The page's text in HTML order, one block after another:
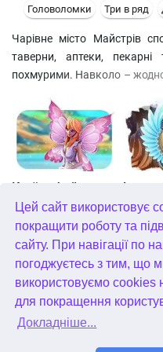
Цей сайт використовує
покращити роботу та
сайту. При навігації по
погоджуєтесь з тим, що
використовуємо cookies
для покращення
Докладніше...
Головоломки Три в ряд
Чарівне місто Майстрів
таверни, аптеки,
похмурими. Навколо –
безнадійність… Як
ошатним? Збирайте
однокольорових кульок,
міні-ігри!
Країна фей
Квадріум